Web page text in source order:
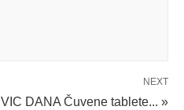
NEXT
VIC DANA Čuvene tablete... »